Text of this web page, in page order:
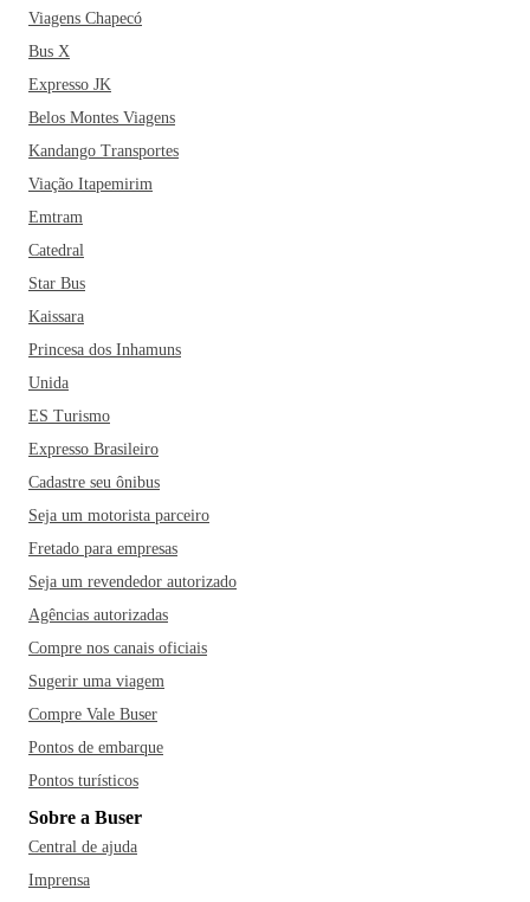
Viagens Chapecó
Bus X
Expresso JK
Belos Montes Viagens
Kandango Transportes
Viação Itapemirim
Emtram
Catedral
Star Bus
Kaissara
Princesa dos Inhamuns
Unida
ES Turismo
Expresso Brasileiro
Cadastre seu ônibus
Seja um motorista parceiro
Fretado para empresas
Seja um revendedor autorizado
Agências autorizadas
Compre nos canais oficiais
Sugerir uma viagem
Compre Vale Buser
Pontos de embarque
Pontos turísticos
Sobre a Buser
Central de ajuda
Imprensa